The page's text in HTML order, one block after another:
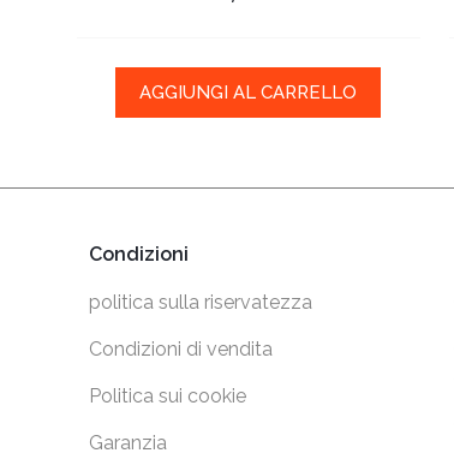
AGGIUNGI AL CARRELLO
Condizioni
politica sulla riservatezza
Condizioni di vendita
Politica sui cookie
Garanzia